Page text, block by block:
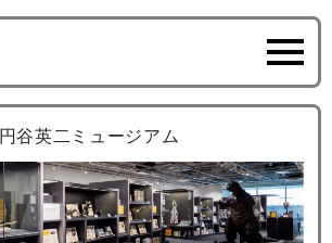
円谷英二ミュージアム